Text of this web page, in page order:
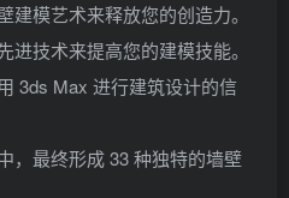
模艺术来释放您的创造力。
技术来提高您的建模技能。
3ds Max 进行建筑设计的信
，最终形成 33 种独特的墙壁